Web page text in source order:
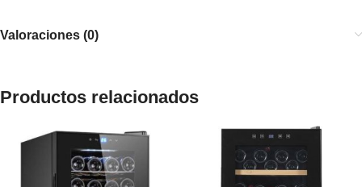
Valoraciones (0)
Productos relacionados